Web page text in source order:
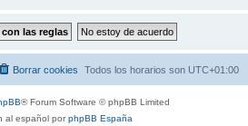
Todos los horarios son UTC+01:00
Borrar cookies
® Forum Software © phpBB Limited
al español porphpBB España